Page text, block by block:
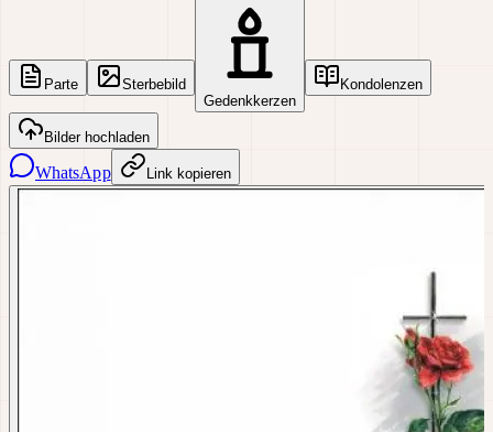
Parte
Sterbebild
Gedenkkerzen
Kondolenzen
Bilder hochladen
WhatsApp Link kopieren